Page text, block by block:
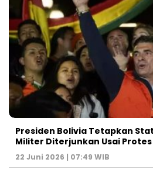
Presiden Bolivia Tetapkan
Militer Diterjunkan Usai
22 Juni 2026 | 07:49 WIB